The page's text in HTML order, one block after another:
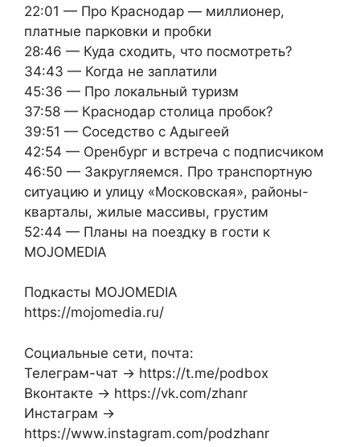
22:01 — Про Краснодар — миллионер,
платные парковки и пробки
28:46 — Куда сходить, что посмотреть?
34:43 — Когда не заплатили
45:36 — Про локальный туризм
37:58 — Краснодар столица пробок?
39:51 — Соседство с Адыгеей
42:54 — Оренбург и встреча с подписчиком
46:50 — Закругляемся. Про транспортную
ситуацию и улицу «Московская», районы-
кварталы, жилые массивы, грустим
52:44 — Планы на поездку в гости к
MOJOMEDIA
Подкасты MOJOMEDIA
https://mojomedia.ru/
Социальные сети, почта:
Телеграм-чат → https://t.me/podbox
Вконтакте → https://vk.com/zhanr
Инстаграм →
https://www.instagram.com/podzhanr